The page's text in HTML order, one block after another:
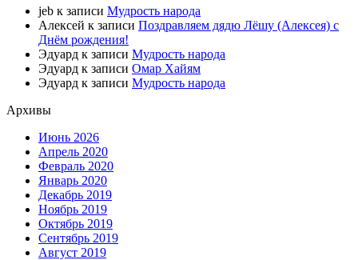
jeb к записи Мудрость народа
Алексей к записи Поздравляем дядю Лёшу (Алексея) с
Днём рождения!
Эдуард к записи Мудрость народа
Эдуард к записи Омар Хайям
Эдуард к записи Мудрость народа
Архивы
Июнь 2026
Апрель 2020
Февраль 2020
Январь 2020
Декабрь 2019
Ноябрь 2019
Октябрь 2019
Сентябрь 2019
Август 2019